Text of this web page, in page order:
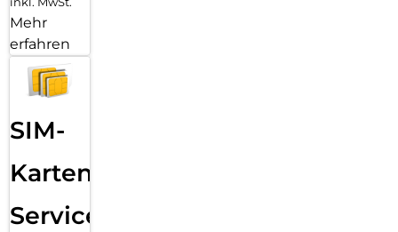
Mehr
erfahren
SIM-
Karten
Service: